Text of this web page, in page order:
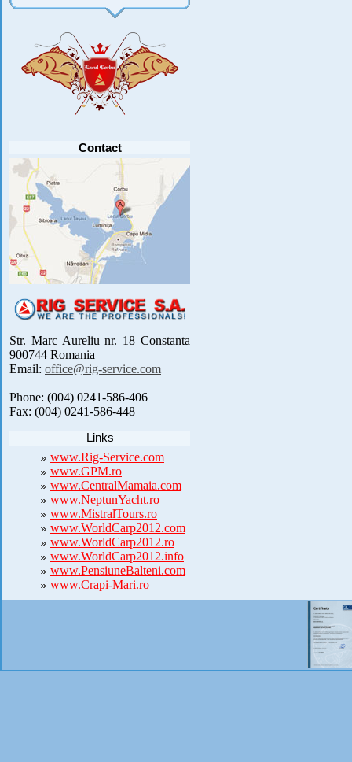
ANUNT IMPORTANT
COVID 19- DIN MOTIVE DE SIGURANTA ,
CAT SI A REGLEMENTARILOR LEGALE ,
PRECUM SI RETRAGEREA UNOR
PARTICIPANTI ..... [detalii]
Anunt important
Va anuntam ca editia 30 a concursului de
pescuit CUPA RIG la CRAP din perioada 2-5
septembrie 2021 se reprogrameaza pentru luna
Contact
Str. Marc Aureliu nr. 18 Constanta
900744 Romania
Email: office@rig-service.com
Phone: (004) 0241-586-406
Fax: (004) 0241-586-448
Links
www.Rig-Service.com
www.GPM.ro
www.CentralMamaia.com
www.NeptunYacht.ro
www.MistralTours.ro
www.WorldCarp2012.com
www.WorldCarp2012.ro
www.WorldCarp2012.info
www.PensiuneBalteni.com
www.Crapi-Mari.ro